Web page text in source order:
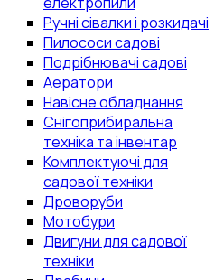
Ручні сівалки і розкидачі
Пилососи садові
Подрібнювачі садові
Аератори
Навісне обладнання
Снігоприбиральна
техніка та інвентар
Комплектуючі для
садової техніки
Дроворуби
Мотобури
Двигуни для садової
техніки